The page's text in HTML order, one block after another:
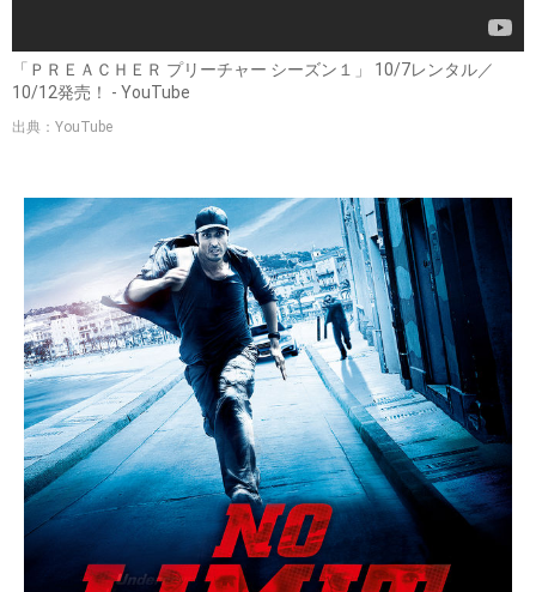
「ＰＲＥＡＣＨＥＲ プリーチャー シーズン１」 10/7レンタル／
10/12発売！ - YouTube
出典：YouTube